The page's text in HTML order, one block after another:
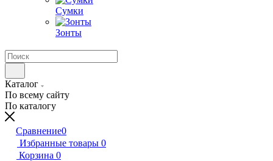
Сумки
Зонты
Каталог
По всему сайту
По каталогу
Сравнение0
Избранные товары 0
Корзина 0